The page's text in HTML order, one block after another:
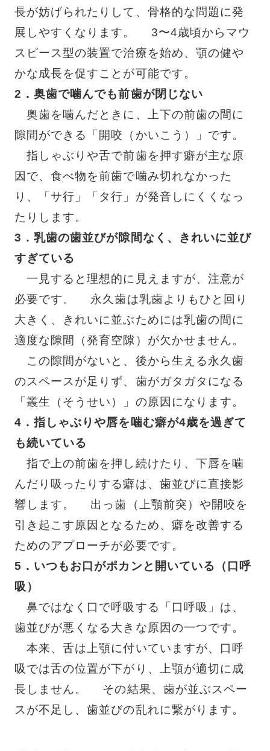
長が妨げられたりして、骨格的な問題に発
展しやすくなります。 3〜4歳頃からマウ
スピース型の装置で治療を始め、顎の健や
かな成長を促すことが可能です。
2 ． 奥歯で噛んでも前歯が閉じない
奥歯を噛んだときに、上下の前歯の間に
隙間ができる「開咬（かいこう）」です。
指しゃぶりや舌で前歯を押す癖が主な原
因で、食べ物を前歯で噛み切れなかった
り、「サ行」「タ行」が発音しにくくなっ
たりします。
3 ． 乳歯の歯並びが隙間なく、きれいに並び
すぎている
一見すると理想的に見えますが、注意が
必要です。 永久歯は乳歯よりもひと回り
大きく、きれいに並ぶためには乳歯の間に
適度な隙間（発育空隙）が欠かせません。
この隙間がないと、後から生える永久歯
のスペースが足りず、歯がガタガタになる
「叢生（そうせい）」の原因になります。
4 ．指しゃぶりや唇を噛む癖が4歳を過ぎて
も続いている
指で上の前歯を押し続けたり、下唇を噛
んだり吸ったりする癖は、歯並びに直接影
響します。 出っ歯（上顎前突）や開咬を
引き起こす原因となるため、癖を改善する
ためのアプローチが必要です。
5 ． いつもお口がポカンと開いている（口呼
吸）
鼻ではなく口で呼吸する「口呼吸」は、
歯並びが悪くなる大きな原因の一つです。
本来、舌は上顎に付いていますが、口呼
吸では舌の位置が下がり、上顎が適切に成
長しません。 その結果、歯が並ぶスペー
スが不足し、歯並びの乱れに繋がります。